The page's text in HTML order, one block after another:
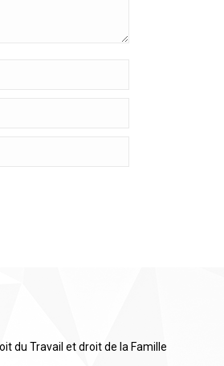
du Travail et droit de la Famille